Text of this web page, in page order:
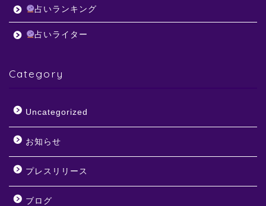
占いランキング
占いライター
Category
Uncategorized
お知らせ
プレスリリース
ブログ